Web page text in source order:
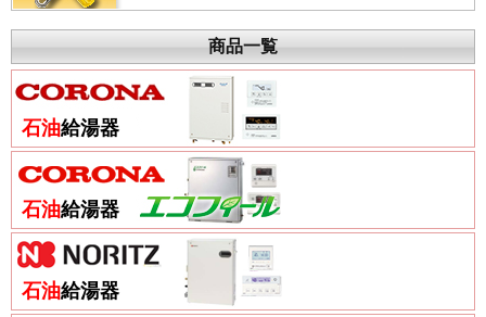
商品一覧
石油給湯器
石油給湯器
石油給湯器